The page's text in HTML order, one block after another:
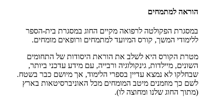
הוראה למתמחים
במסגרת הפקולטה לרפואה מקיים החוג במסגרת בית-הספר
ללימודי המשך, קורס המיועד למתמחים ורופאים מומחים.
מטרת הקורס היא לשלב את הוראת היסודות של התחומים
השונים, מיילדות, גינקולוגיה ורבייה, עם מידע עדכני ביותר,
שבחלקו לא נמצא עדיין בספרי הלימוד, אך מיושם כבר בשטח.
לשם כך מוזמנים מיטב המומחים מכל האוניברסיטאות בארץ
(מתוך החוג שלנו ומחוצה לו).